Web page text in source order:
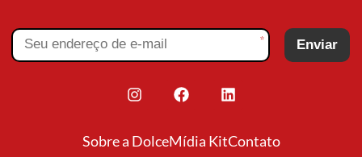
* Enviar
Sobre a DolceMídia KitContato